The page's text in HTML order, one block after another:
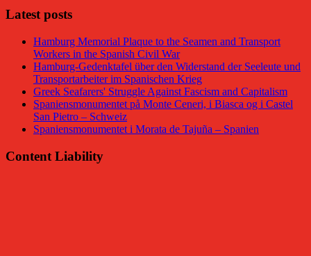
Latest posts
Hamburg Memorial Plaque to the Seamen and Transport
Workers in the Spanish Civil War
Hamburg-Gedenktafel über den Widerstand der Seeleute und
Transportarbeiter im Spanischen Krieg
Greek Seafarers' Struggle Against Fascism and Capitalism
Spaniensmonumentet på Monte Ceneri, i Biasca og i Castel
San Pietro – Schweiz
Spaniensmonumentet i Morata de Tajuña – Spanien
Content Liability